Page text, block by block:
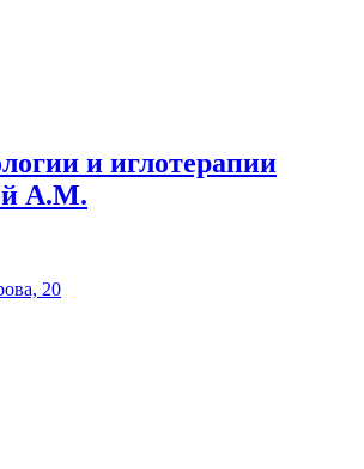
и иглотерапии
А.М.
20